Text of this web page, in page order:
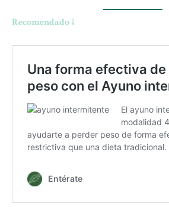
Recomendado ↓